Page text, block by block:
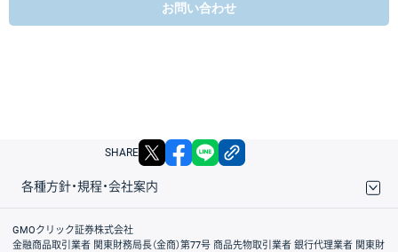
お問い合わせ
SHARE X facebook
各種方針・規程・会社案内
取引規程・約款
サイトマップ
その他のご案内
個人情報保護方針
最良執行方針
サイトのご利用について
ディスクレイマー
信託保全
リスク説明
会社案内
GMOクリック証券株式会社
金融商品取引業者 関東財務局長（金商）第77号 商品先物取引業者 銀行代理業者 関東財